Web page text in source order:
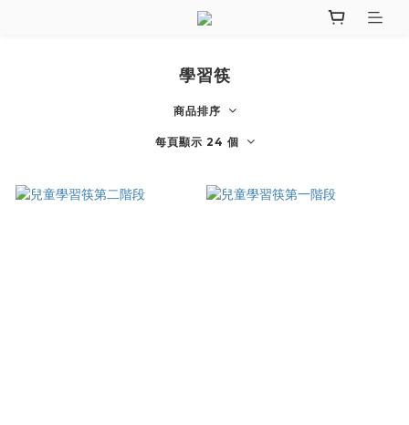
學習筷
商品排序
每頁顯示 24 個